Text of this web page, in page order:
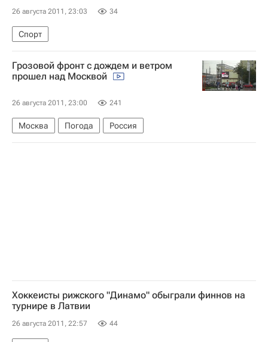
26 августа 2011, 23:03 34
Спорт
Грозовой фронт с дождем и ветром
прошел над Москвой
26 августа 2011, 23:00 241
Москва Погода Россия
Хоккеисты рижского "Динамо" обыграли финнов на
турнире в Латвии
26 августа 2011, 22:57 44